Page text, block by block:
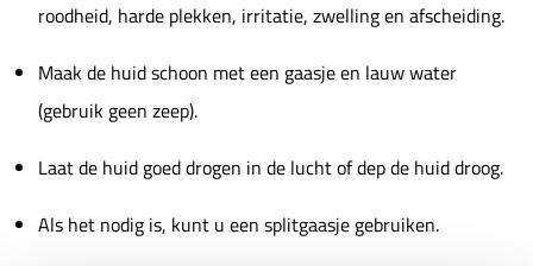
roodheid, harde plekken, irritatie, zwelling en afscheiding.
Maak de huid schoon met een gaasje en lauw water
(gebruik geen zeep).
Laat de huid goed drogen in de lucht of dep de huid droog.
Als het nodig is, kunt u een splitgaasje gebruiken.